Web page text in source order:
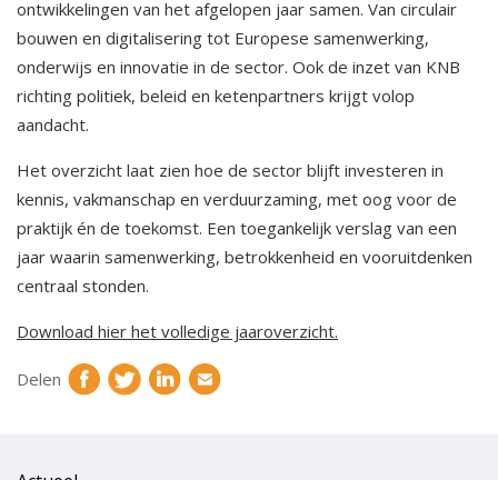
ontwikkelingen van het afgelopen jaar samen. Van circulair
bouwen en digitalisering tot Europese samenwerking,
onderwijs en innovatie in de sector. Ook de inzet van KNB
richting politiek, beleid en ketenpartners krijgt volop
aandacht.
Het overzicht laat zien hoe de sector blijft investeren in
kennis, vakmanschap en verduurzaming, met oog voor de
praktijk én de toekomst. Een toegankelijk verslag van een
jaar waarin samenwerking, betrokkenheid en vooruitdenken
centraal stonden.
Download hier het volledige jaaroverzicht.
Delen